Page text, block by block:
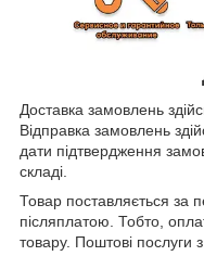
Доставка замовлень
Відправка замовлень
дати підтвердження
складі.
Товар поставляється за
післяплатою. Тобто,
товару. Поштові послуги